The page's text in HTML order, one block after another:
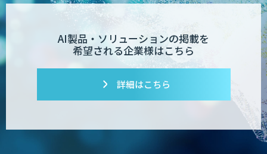
業務特化型AIエージェントの開発支援
「業務AIプロ」
AI製品・ソリューションの掲載を
希望される企業様はこちら
詳細はこちら